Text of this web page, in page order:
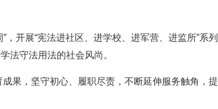
，开展“宪法进社区、进学校、进军营、进监所”系
法守法用法的社会风尚。
果，坚守初心、履职尽责，不断延伸服务触角，